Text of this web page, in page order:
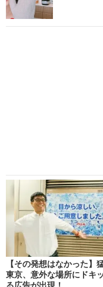
【その発想はなかった】
東京、意外な場所にドキ